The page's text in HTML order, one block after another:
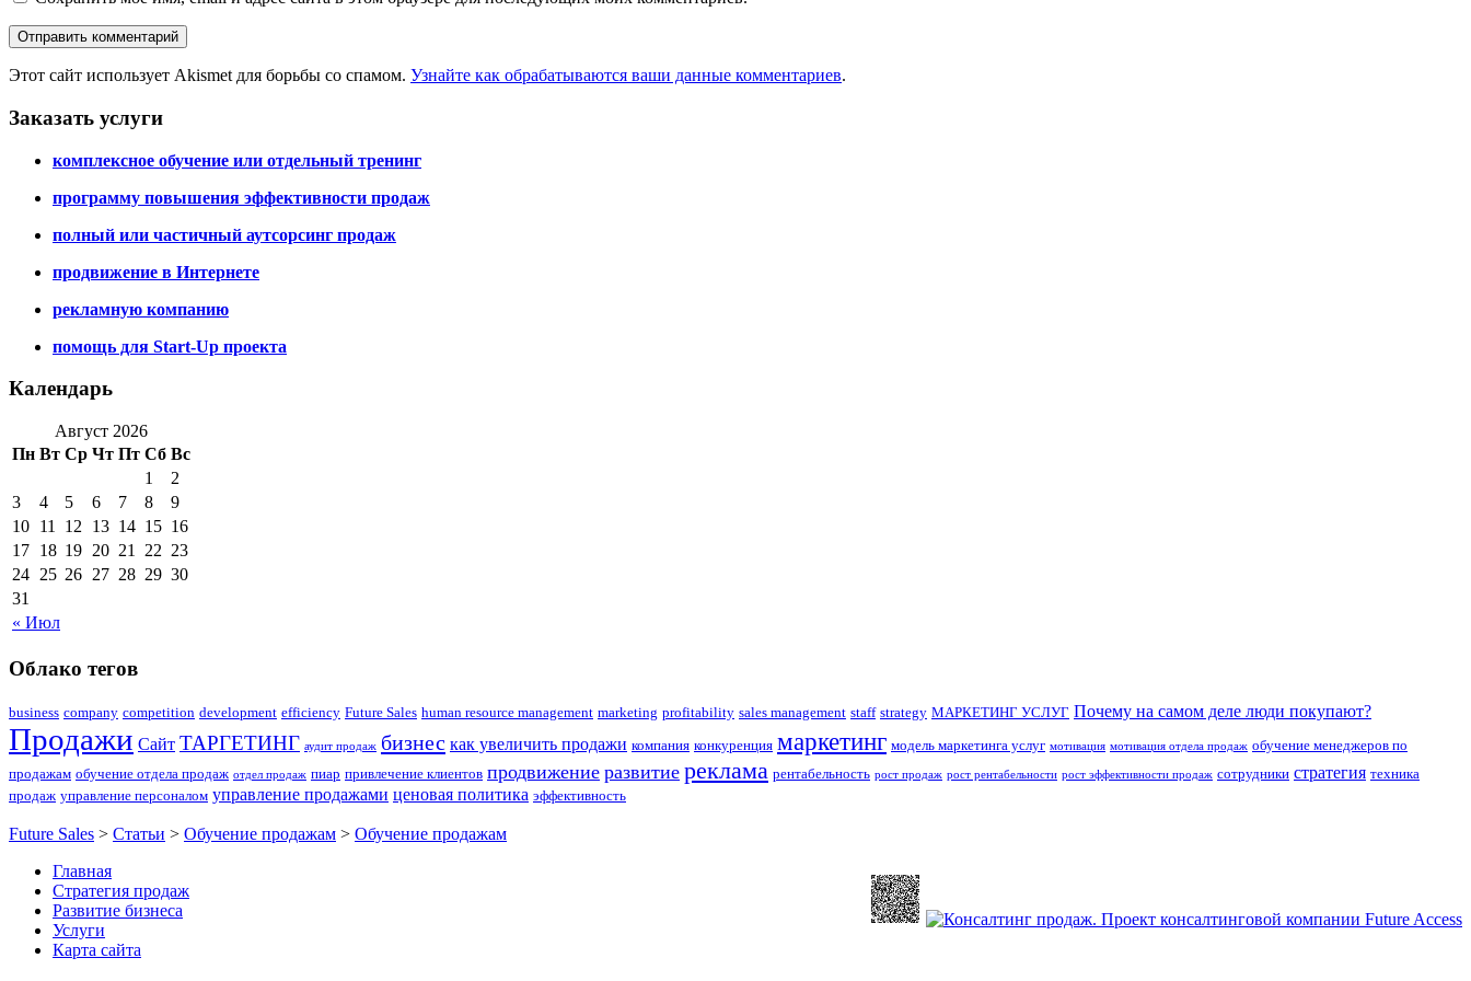
Этот сайт использует Akismet для борьбы со спамом. Узнайте как обрабатываются ваши данные комментариев.
Заказать услуги
комплексное обучение или отдельный тренинг
программу повышения эффективности продаж
полный или частичный аутсорсинг продаж
продвижение в Интернете
рекламную компанию
помощь для Start-Up проекта
Календарь
Август 2026
Пн Вт Ср Чт Пт Сб Вс
« Июл
1
2
3
4 5 6 7 8
9
10 11 12 13 14 15 16
17 18 19 20 21 22 23
24 25 26 27 28 29 30
31
Облако тегов
business company competition development efficiency Future Sales human resource management marketing profitability sales management staff strategy МАРКЕТИНГ УСЛУГ Почему на самом деле люди покупают?
Продажи Сайт ТАРГЕТИНГ аудит продаж бизнес как увеличить продажи компания конкуренция маркетинг модель маркетинга услуг мотивация мотивация отдела продаж обучение менеджеров по
продажам обучение отдела продаж отдел продаж пиар привлечение клиентов продвижение развитие реклама рентабельность рост продаж рост рентабельности рост эффективности продаж сотрудники стратегия техника
продаж управление персоналом управление продажами ценовая политика эффективность
Future Sales > Статьи > Обучение продажам > Обучение продажам
Главная
Стратегия продаж
Развитие бизнеса
Услуги
Карта сайта